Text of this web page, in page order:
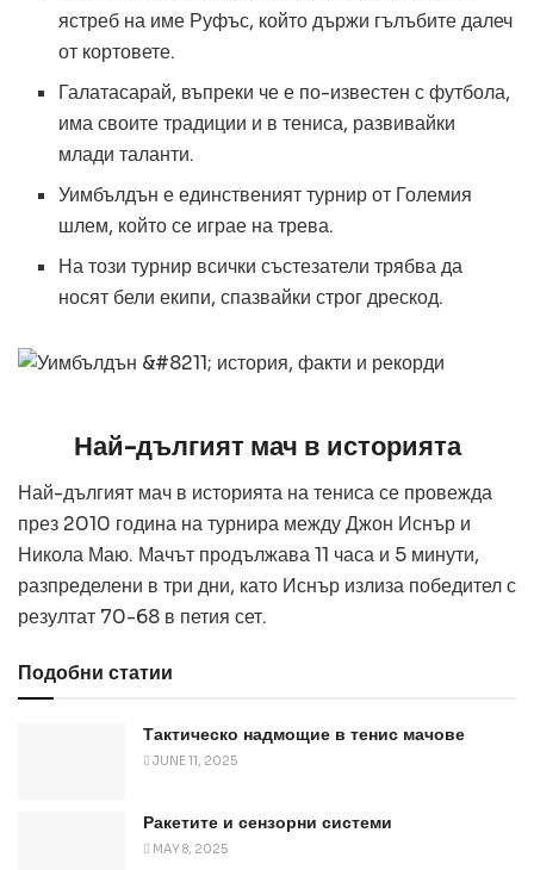
ястреб на име Руфъс, който държи гълъбите далеч
от кортовете.
Галатасарай, въпреки че е по-известен с футбола,
има своите традиции и в тениса, развивайки
млади таланти.
Уимбълдън е единственият турнир от Големия
шлем, който се играе на трева.
На този турнир всички състезатели трябва да
носят бели екипи, спазвайки строг дрескод.
Най-дългият мач в историята
Най-дългият мач в историята на тениса се провежда
през 2010 година на турнира между Джон Иснър и
Никола Маю. Мачът продължава 11 часа и 5 минути,
разпределени в три дни, като Иснър излиза победител с
резултат 70-68 в петия сет.
Подобни статии
Тактическо надмощие в тенис мачове
JUNE 11, 2025
Ракетите и сензорни системи
MAY 8, 2025